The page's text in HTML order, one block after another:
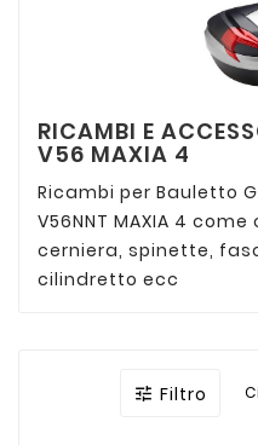
RICAMBI E
V56 MAXIA 4
Ricambi per Bauletto
V56NNT MAXIA 4
cerniera, spinette,
cilindretto ecc
 Filtro